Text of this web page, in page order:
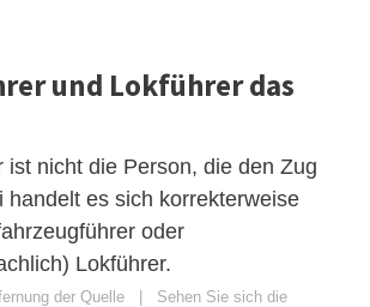
und Lokführer das
ist nicht die Person, die den Zug
handelt es sich korrekterweise
oder
Lokführer.
der Quelle | Sehen Sie sich die